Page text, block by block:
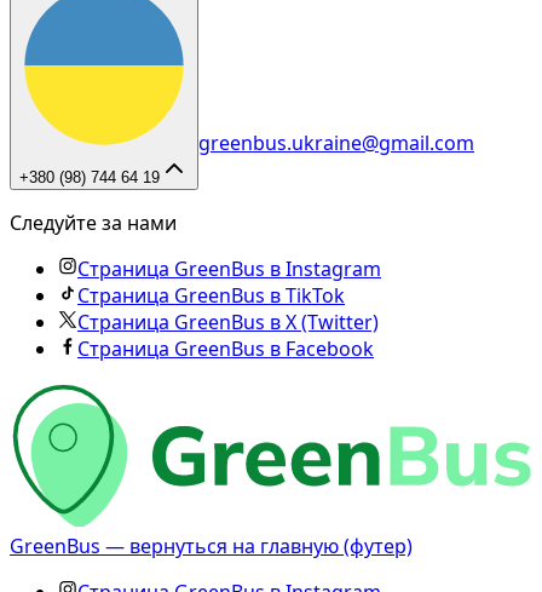
+380 (98) 744 64 19
greenbus.ukraine@gmail.com
Следуйте за нами
Страница GreenBus в Instagram
Страница GreenBus в TikTok
Страница GreenBus в X (Twitter)
Страница GreenBus в Facebook
GreenBus — вернуться на главную (футер)